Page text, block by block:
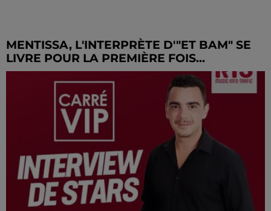
MENTISSA, L'INTERPRÈTE D'"ET BAM" SE
LIVRE POUR LA PREMIÈRE FOIS...